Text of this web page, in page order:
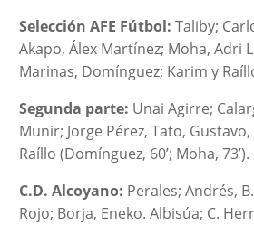
Selección AFE Fútbol: Taliby;
Akapo, Álex Martínez; Moha, Adri
Marinas, Domínguez; Karim y
Segunda parte: Unai Agirre;
Munir; Jorge Pérez, Tato,
Raíllo (Domínguez, 60’; Moha, 73’).
C.D. Alcoyano: Perales; Andrés,
Rojo; Borja, Eneko. Albisúa; C.